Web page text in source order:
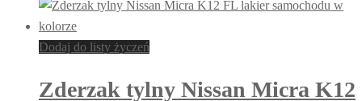
stronie
Dodaj do listy życzeń
Zderzak tylny Nissan Micra K12